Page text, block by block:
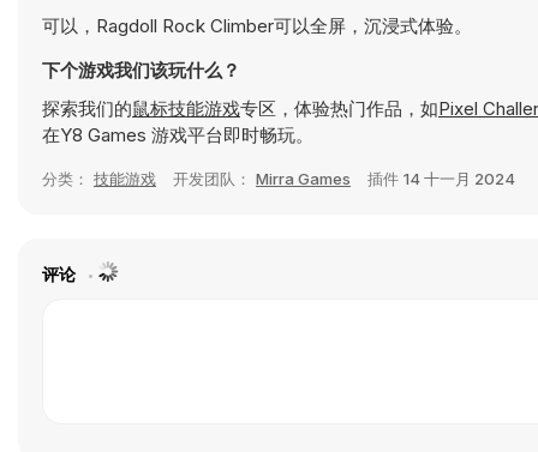
可以，Ragdoll Rock Climber可以全屏，沉浸式体验。
下个游戏我们该玩什么？
探索我们的鼠标技能游戏专区，体验热门作品，如Pixel
在Y8 Games 游戏平台即时畅玩。
分类： 技能游戏 开发团队： Mirra Games 插件 14 十一月 2024
评论